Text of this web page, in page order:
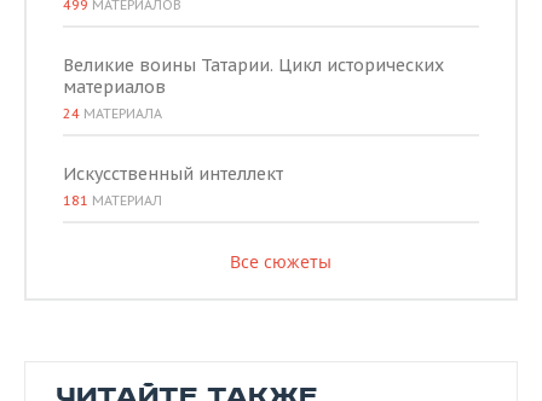
499 МАТЕРИАЛОВ
Великие воины Татарии. Цикл исторических
материалов
24 МАТЕРИАЛА
Искусственный интеллект
181 МАТЕРИАЛ
Все сюжеты